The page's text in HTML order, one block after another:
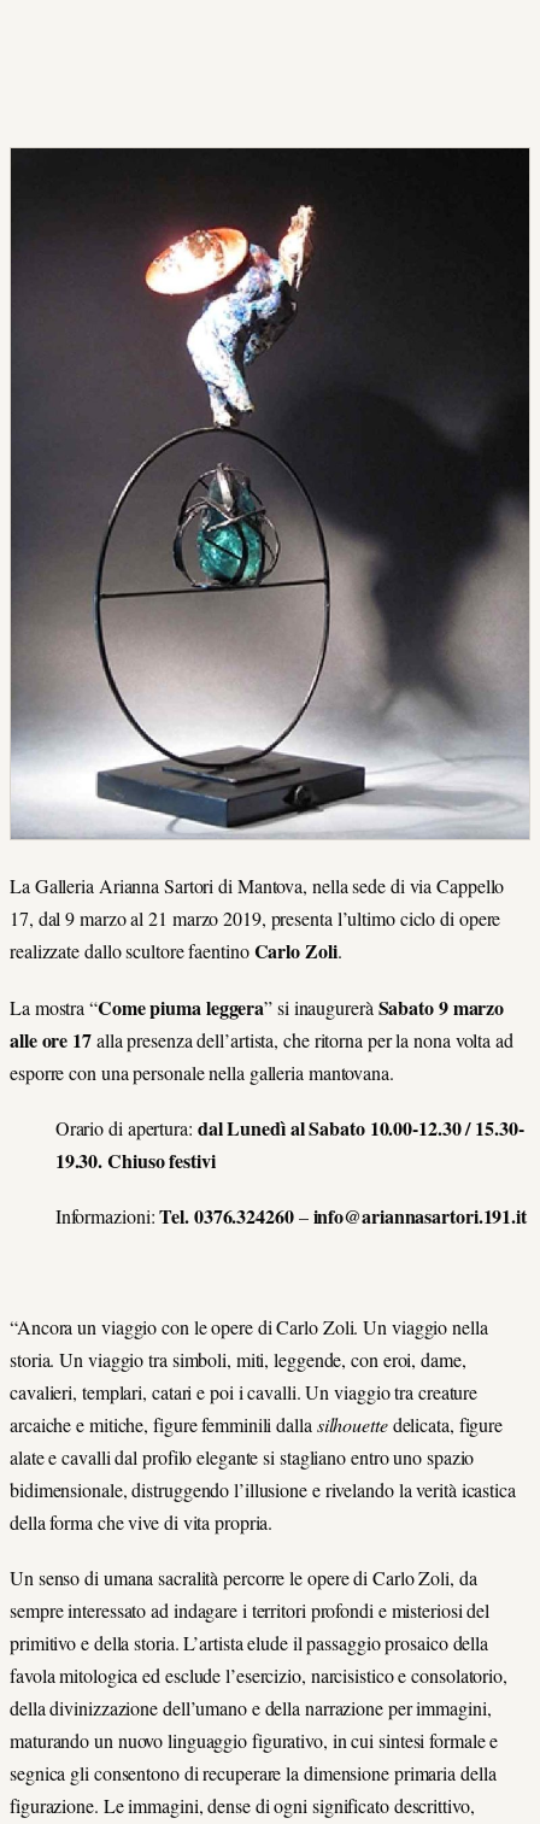
La Galleria Arianna Sartori di Mantova, nella sede di via Cappello
17, dal 9 marzo al 21 marzo 2019, presenta l’ultimo ciclo di opere
realizzate dallo scultore faentinoCarlo Zoli.
La mostra “Come piuma leggera” si inaugurerà Sabato 9 marzo
alle ore 17alla presenza dell’artista, che ritorna per la nona volta ad
esporre con una personale nella galleria mantovana.
Orario di apertura: dal Lunedì al Sabato 10.00-12.30 / 15.30-
19.30. Chiuso festivi
Informazioni:Tel. 0376.324260–info@ariannasartori.191.it
“Ancora un viaggio con le opere di Carlo Zoli. Un viaggio nella
storia. Un viaggio tra simboli, miti, leggende, con eroi, dame,
cavalieri, templari, catari e poi i cavalli. Un viaggio tra creature
arcaiche e mitiche, figure femminili dallasilhouettedelicata, figure
alate e cavalli dal profilo elegante si stagliano entro uno spazio
bidimensionale, distruggendo l’illusione e rivelando la verità icastica
della forma che vive di vita propria.
Un senso di umana sacralità percorre le opere di Carlo Zoli, da
sempre interessato ad indagare i territori profondi e misteriosi del
primitivo e della storia. L’artista elude il passaggio prosaico della
favola mitologica ed esclude l’esercizio, narcisistico e consolatorio,
della divinizzazione dell’umano e della narrazione per immagini,
maturando un nuovo linguaggio figurativo, in cui sintesi formale e
segnica gli consentono di recuperare la dimensione primaria della
figurazione. Le immagini, dense di ogni significato descrittivo,